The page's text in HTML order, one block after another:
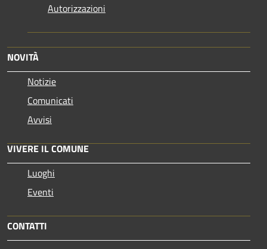
Autorizzazioni
NOVITÀ
Notizie
Comunicati
Avvisi
VIVERE IL COMUNE
Luoghi
Eventi
CONTATTI